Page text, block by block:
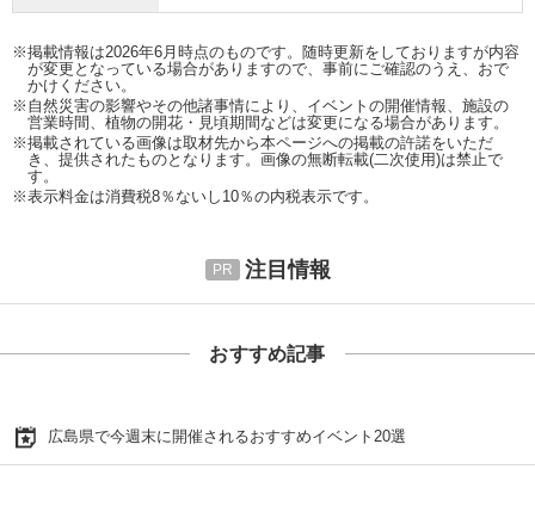
※掲載情報は2026年6月時点のものです。随時更新をしておりますが内容
が変更となっている場合がありますので、事前にご確認のうえ、おで
かけください。
※自然災害の影響やその他諸事情により、イベントの開催情報、施設の
営業時間、植物の開花・見頃期間などは変更になる場合があります。
※掲載されている画像は取材先から本ページへの掲載の許諾をいただ
き、提供されたものとなります。画像の無断転載(二次使用)は禁止で
す。
※表示料金は消費税8％ないし10％の内税表示です。
注目情報
おすすめ記事
広島県で今週末に開催されるおすすめイベント20選